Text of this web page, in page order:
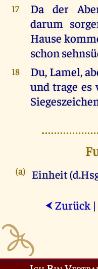
17
Da der
darum
Hause
schon
18
Du, Lamel,
und trage es
(a) Einheit
⮜ Zurück |